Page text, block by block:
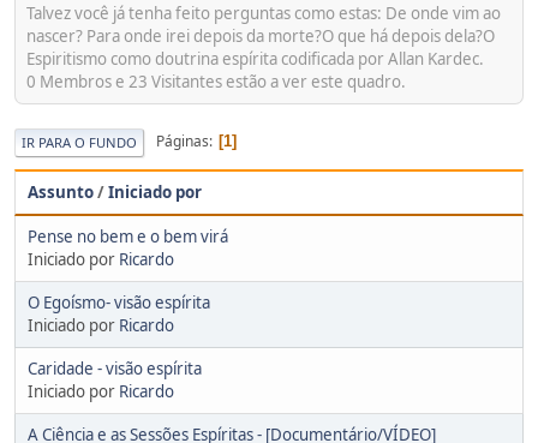
Talvez você já tenha feito perguntas como estas: De onde vim ao
nascer? Para onde irei depois da morte?O que há depois dela?O
Espiritismo como doutrina espírita codificada por Allan Kardec.
0 Membros e 23 Visitantes estão a ver este quadro.
IR PARA O FUNDO Páginas 1
Assunto/Iniciado por
Pense no bem e o bem virá
Iniciado por Ricardo
O Egoísmo- visão espírita
Iniciado por Ricardo
Caridade - visão espírita
Iniciado por Ricardo
A Ciência e as Sessões Espíritas - [Documentário/VÍDEO]